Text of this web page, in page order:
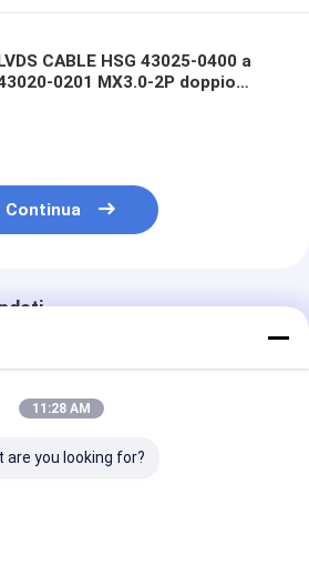
CABLE HSG 43025-0400 a
0201 MX3.0-2P doppio
Continua
11:28 AM
are you looking for?